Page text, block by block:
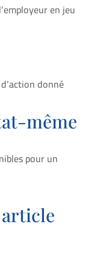
en jeu
donné
même
pour un